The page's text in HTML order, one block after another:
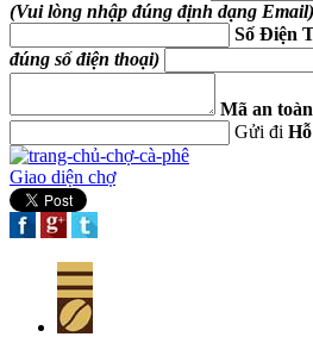
(Vui lòng nhập đúng định dạng Email)
Số Điện
đúng số điện thoại)
Mã an toàn
Gửi đi
Giao diện chợ